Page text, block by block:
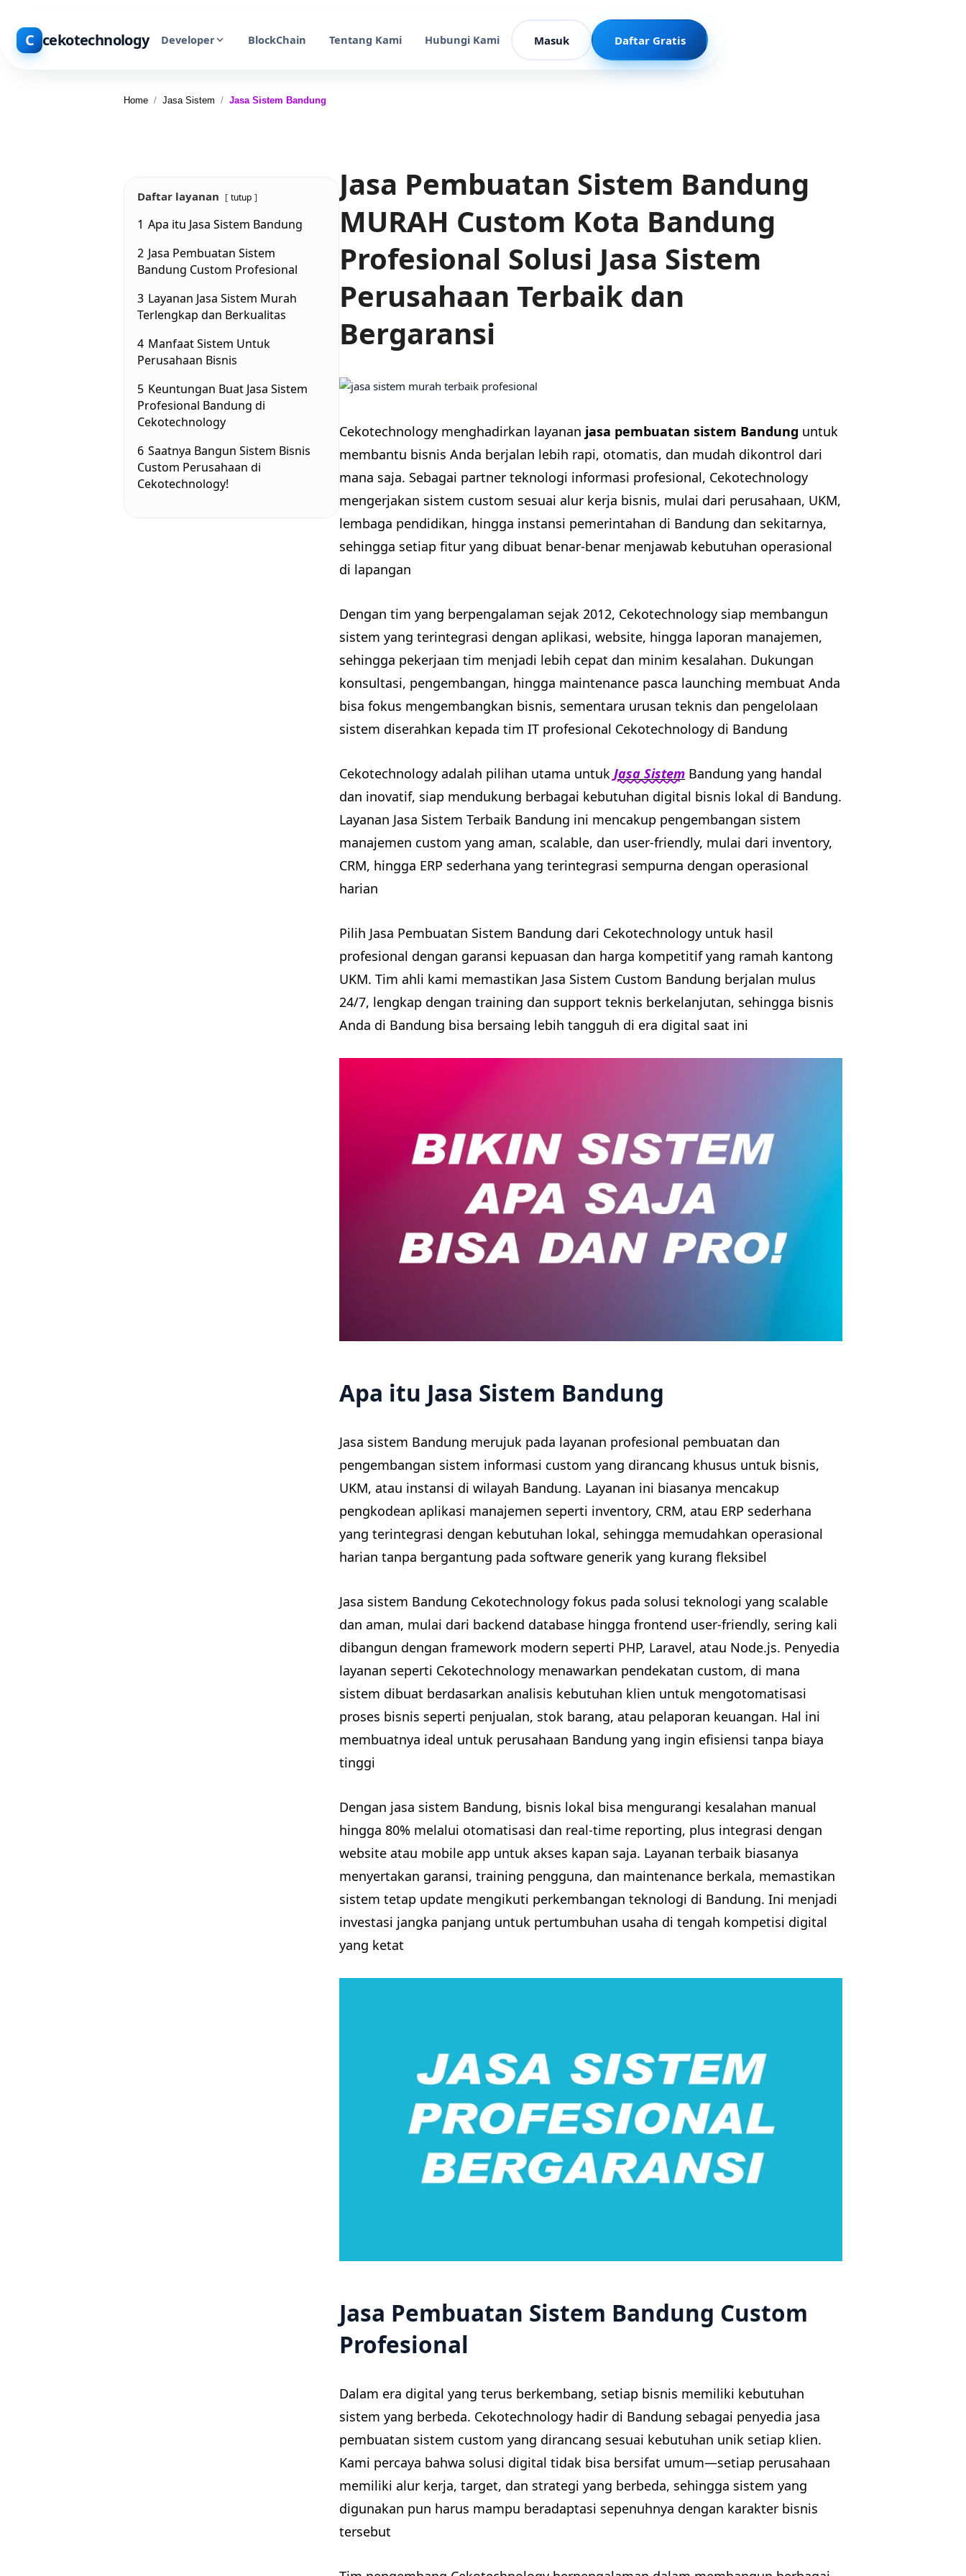
C cekotechnology Developer BlockChain Tentang Kami Hubungi Kami Masuk Daftar Gratis
Home / Jasa Sistem / Jasa Sistem Bandung
Daftar layanan tutup
1 Apa itu Jasa Sistem Bandung
2 Jasa Pembuatan Sistem
Bandung Custom Profesional
3 Layanan Jasa Sistem Murah
Terlengkap dan Berkualitas
4 Manfaat Sistem Untuk
Perusahaan Bisnis
5 Keuntungan Buat Jasa Sistem
Profesional Bandung di
Cekotechnology
6 Saatnya Bangun Sistem Bisnis
Custom Perusahaan di
Cekotechnology!
Jasa Pembuatan Sistem Bandung
MURAH Custom Kota Bandung
Profesional Solusi Jasa Sistem
Perusahaan Terbaik dan
Bergaransi
Cekotechnology menghadirkan layanan jasa pembuatan sistem Bandung untuk
membantu bisnis Anda berjalan lebih rapi, otomatis, dan mudah dikontrol dari
mana saja. Sebagai partner teknologi informasi profesional, Cekotechnology
mengerjakan sistem custom sesuai alur kerja bisnis, mulai dari perusahaan, UKM,
lembaga pendidikan, hingga instansi pemerintahan di Bandung dan sekitarnya,
sehingga setiap fitur yang dibuat benar-benar menjawab kebutuhan operasional
di lapangan
Dengan tim yang berpengalaman sejak 2012, Cekotechnology siap membangun
sistem yang terintegrasi dengan aplikasi, website, hingga laporan manajemen,
sehingga pekerjaan tim menjadi lebih cepat dan minim kesalahan. Dukungan
konsultasi, pengembangan, hingga maintenance pasca launching membuat Anda
bisa fokus mengembangkan bisnis, sementara urusan teknis dan pengelolaan
sistem diserahkan kepada tim IT profesional Cekotechnology di Bandung
Cekotechnology adalah pilihan utama untuk Jasa Sistem Bandung yang handal
dan inovatif, siap mendukung berbagai kebutuhan digital bisnis lokal di Bandung.
Layanan Jasa Sistem Terbaik Bandung ini mencakup pengembangan sistem
manajemen custom yang aman, scalable, dan user-friendly, mulai dari inventory,
CRM, hingga ERP sederhana yang terintegrasi sempurna dengan operasional
harian
Pilih Jasa Pembuatan Sistem Bandung dari Cekotechnology untuk hasil
profesional dengan garansi kepuasan dan harga kompetitif yang ramah kantong
UKM. Tim ahli kami memastikan Jasa Sistem Custom Bandung berjalan mulus
24/7, lengkap dengan training dan support teknis berkelanjutan, sehingga bisnis
Anda di Bandung bisa bersaing lebih tangguh di era digital saat ini
Apa itu Jasa Sistem Bandung
Jasa sistem Bandung merujuk pada layanan profesional pembuatan dan
pengembangan sistem informasi custom yang dirancang khusus untuk bisnis,
UKM, atau instansi di wilayah Bandung. Layanan ini biasanya mencakup
pengkodean aplikasi manajemen seperti inventory, CRM, atau ERP sederhana
yang terintegrasi dengan kebutuhan lokal, sehingga memudahkan operasional
harian tanpa bergantung pada software generik yang kurang fleksibel
Jasa sistem Bandung Cekotechnology fokus pada solusi teknologi yang scalable
dan aman, mulai dari backend database hingga frontend user-friendly, sering kali
dibangun dengan framework modern seperti PHP, Laravel, atau Node.js. Penyedia
layanan seperti Cekotechnology menawarkan pendekatan custom, di mana
sistem dibuat berdasarkan analisis kebutuhan klien untuk mengotomatisasi
proses bisnis seperti penjualan, stok barang, atau pelaporan keuangan. Hal ini
membuatnya ideal untuk perusahaan Bandung yang ingin efisiensi tanpa biaya
tinggi
Dengan jasa sistem Bandung, bisnis lokal bisa mengurangi kesalahan manual
hingga 80% melalui otomatisasi dan real-time reporting, plus integrasi dengan
website atau mobile app untuk akses kapan saja. Layanan terbaik biasanya
menyertakan garansi, training pengguna, dan maintenance berkala, memastikan
sistem tetap update mengikuti perkembangan teknologi di Bandung. Ini menjadi
investasi jangka panjang untuk pertumbuhan usaha di tengah kompetisi digital
yang ketat
Jasa Pembuatan Sistem Bandung Custom
Profesional
Dalam era digital yang terus berkembang, setiap bisnis memiliki kebutuhan
sistem yang berbeda. Cekotechnology hadir di Bandung sebagai penyedia jasa
pembuatan sistem custom yang dirancang sesuai kebutuhan unik setiap klien.
Kami percaya bahwa solusi digital tidak bisa bersifat umum—setiap perusahaan
memiliki alur kerja, target, dan strategi yang berbeda, sehingga sistem yang
digunakan pun harus mampu beradaptasi sepenuhnya dengan karakter bisnis
tersebut